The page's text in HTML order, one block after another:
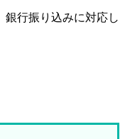
銀行振り込みに対応し